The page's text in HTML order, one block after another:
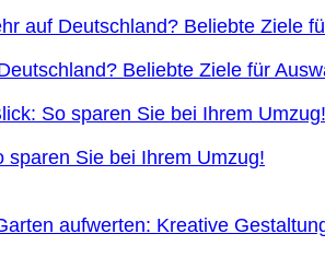
Beliebte Ziele für
sparen Sie bei Ihrem Umzug!